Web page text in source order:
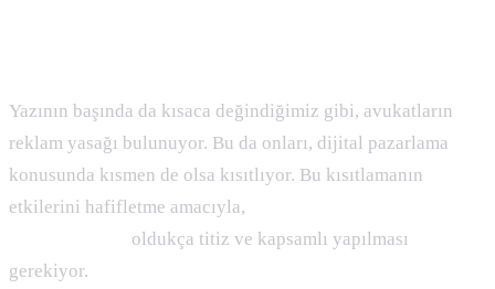
Yazının başında da kısaca değindiğimiz gibi, avukatların
reklam yasağı bulunuyor. Bu da onları, dijital pazarlama
konusunda kısmen de olsa kısıtlıyor. Bu kısıtlamanın
etkilerini hafifletme amacıyla,
oldukça titiz ve kapsamlı yapılması
gerekiyor.